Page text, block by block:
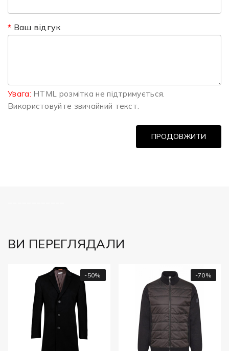
Ваш відгук
Увага: HTML розмітка не підтримується.
Використовуйте звичайний текст.
ПРОДОВЖИТИ
ВИ ПЕРЕГЛЯДАЛИ
-50% -70%